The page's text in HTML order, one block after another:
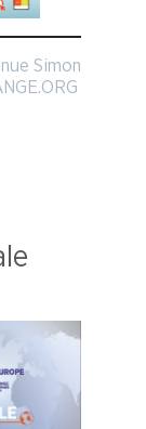
Simon